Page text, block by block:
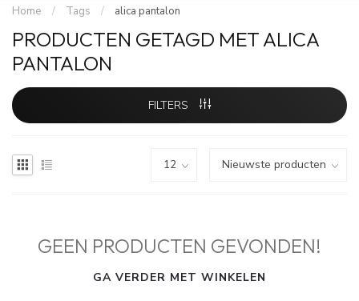
Home / Tags / alica pantalon
PRODUCTEN GETAGD MET ALICA
PANTALON
FILTERS
GEEN PRODUCTEN GEVONDEN!
GA VERDER MET WINKELEN